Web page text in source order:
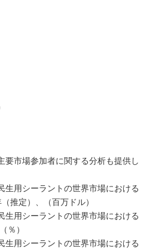
要市場参加者に関する分析も提供し
生用シーラントの世界市場における
推定）、（百万ドル）
生用シーラントの世界市場における
％）
生用シーラントの世界市場における